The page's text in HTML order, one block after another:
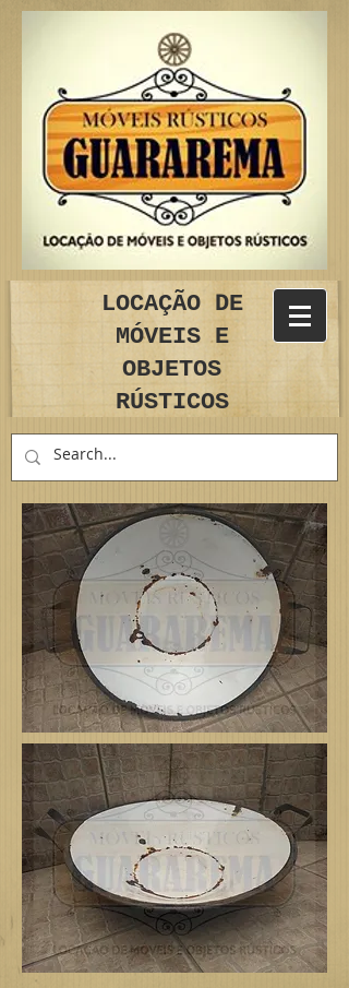
LOCAÇÃO DE
MÓVEIS E
OBJETOS
RÚSTICOS